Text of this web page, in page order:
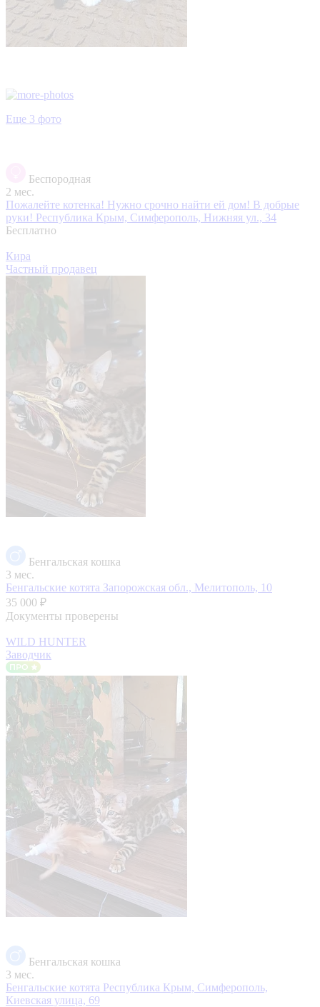
Еще 3 фото
Беспородная
2 мес.
Пожалейте котенка! Нужно срочно найти ей дом! В добрые
руки! Республика Крым, Симферополь, Нижняя ул., 34
Бесплатно
Кира
Частный продавец
Бенгальская кошка
3 мес.
Бенгальские котята Запорожская обл., Мелитополь, 10
35 000 ₽
Документы проверены
WILD HUNTER
Заводчик
Бенгальская кошка
3 мес.
Бенгальские котята Республика Крым, Симферополь,
Киевская улица, 69